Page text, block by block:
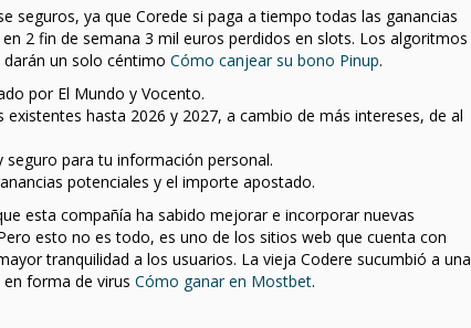
seguros, ya que Corede si paga a tiempo todas las ganancias
2 fin de semana 3 mil euros perdidos en slots. Los algoritmos
un solo céntimo Cómo canjear su bono Pinup.
por El Mundo y Vocento.
hasta 2026 y 2027, a cambio de más intereses, de al
para tu información personal.
potenciales y el importe apostado.
esta compañía ha sabido mejorar e incorporar nuevas
esto no es todo, es uno de los sitios web que cuenta con
tranquilidad a los usuarios. La vieja Codere sucumbió a una
forma de virus Cómo ganar en Mostbet.